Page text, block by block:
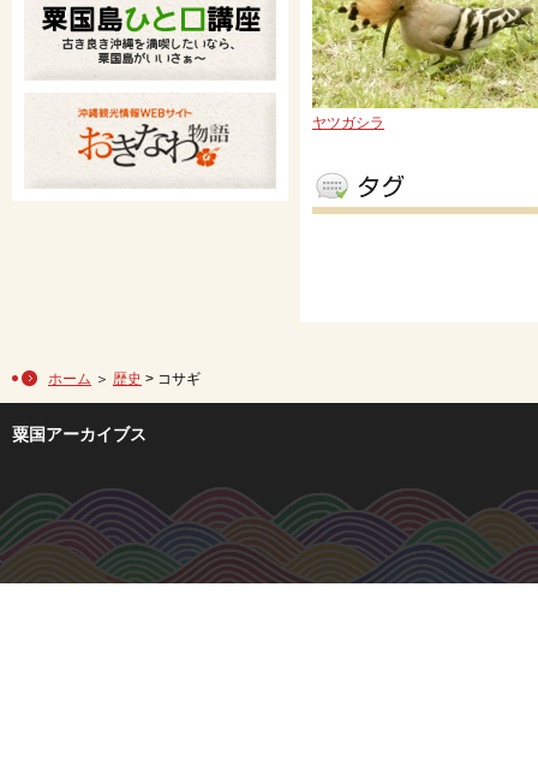
ヤツガシラ
ホーム ＞ 歴史 > コサギ
粟国アーカイブス